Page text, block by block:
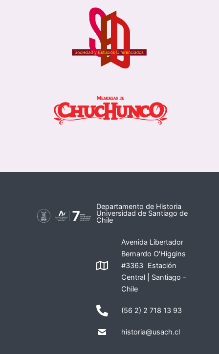
Departamento de Historia
Universidad de Santiago de
Chile
Avenida Libertador
Bernardo O'Higgins
#3363 Estación
Central | Santiago -
Chile
(56 2) 2 718 13 93
historia@usach.cl